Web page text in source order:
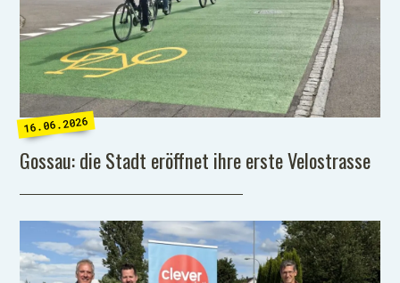
16.06.2026
Gossau: die Stadt eröffnet ihre erste Velostrasse